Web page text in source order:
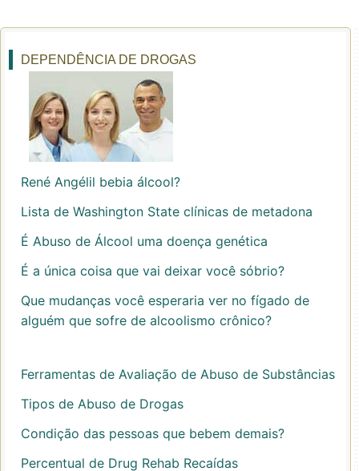
DEPENDÊNCIA DE DROGAS
René Angélil bebia álcool?
Lista de Washington State clínicas de metadona
É Abuso de Álcool uma doença genética
É a única coisa que vai deixar você sóbrio?
Que mudanças você esperaria ver no fígado de
alguém que sofre de alcoolismo crônico?
Ferramentas de Avaliação de Abuso de Substâncias
Tipos de Abuso de Drogas
Condição das pessoas que bebem demais?
Percentual de Drug Rehab Recaídas